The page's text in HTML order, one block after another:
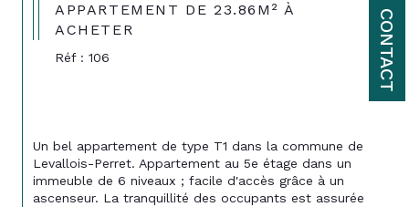
CONTACT
APPARTEMENT DE 23.86M² À
ACHETER
Réf : 106
Un bel appartement de type T1 dans la commune de
Levallois-Perret. Appartement au 5e étage dans un
immeuble de 6 niveaux ; facile d'accès grâce à un
ascenseur. La tranquillité des occupants est assurée